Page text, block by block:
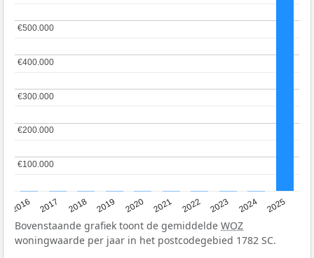
2016 2017 2018 2019 2020 2021 2022 2023 2024 2025
€100.000
€100.000
€200.000
€200.000
€300.000
€300.000
€400.000
€400.000
€500.000
€500.000
Bovenstaande grafiek toont de gemiddelde WOZ
woningwaarde per jaar in het postcodegebied 1782 SC.